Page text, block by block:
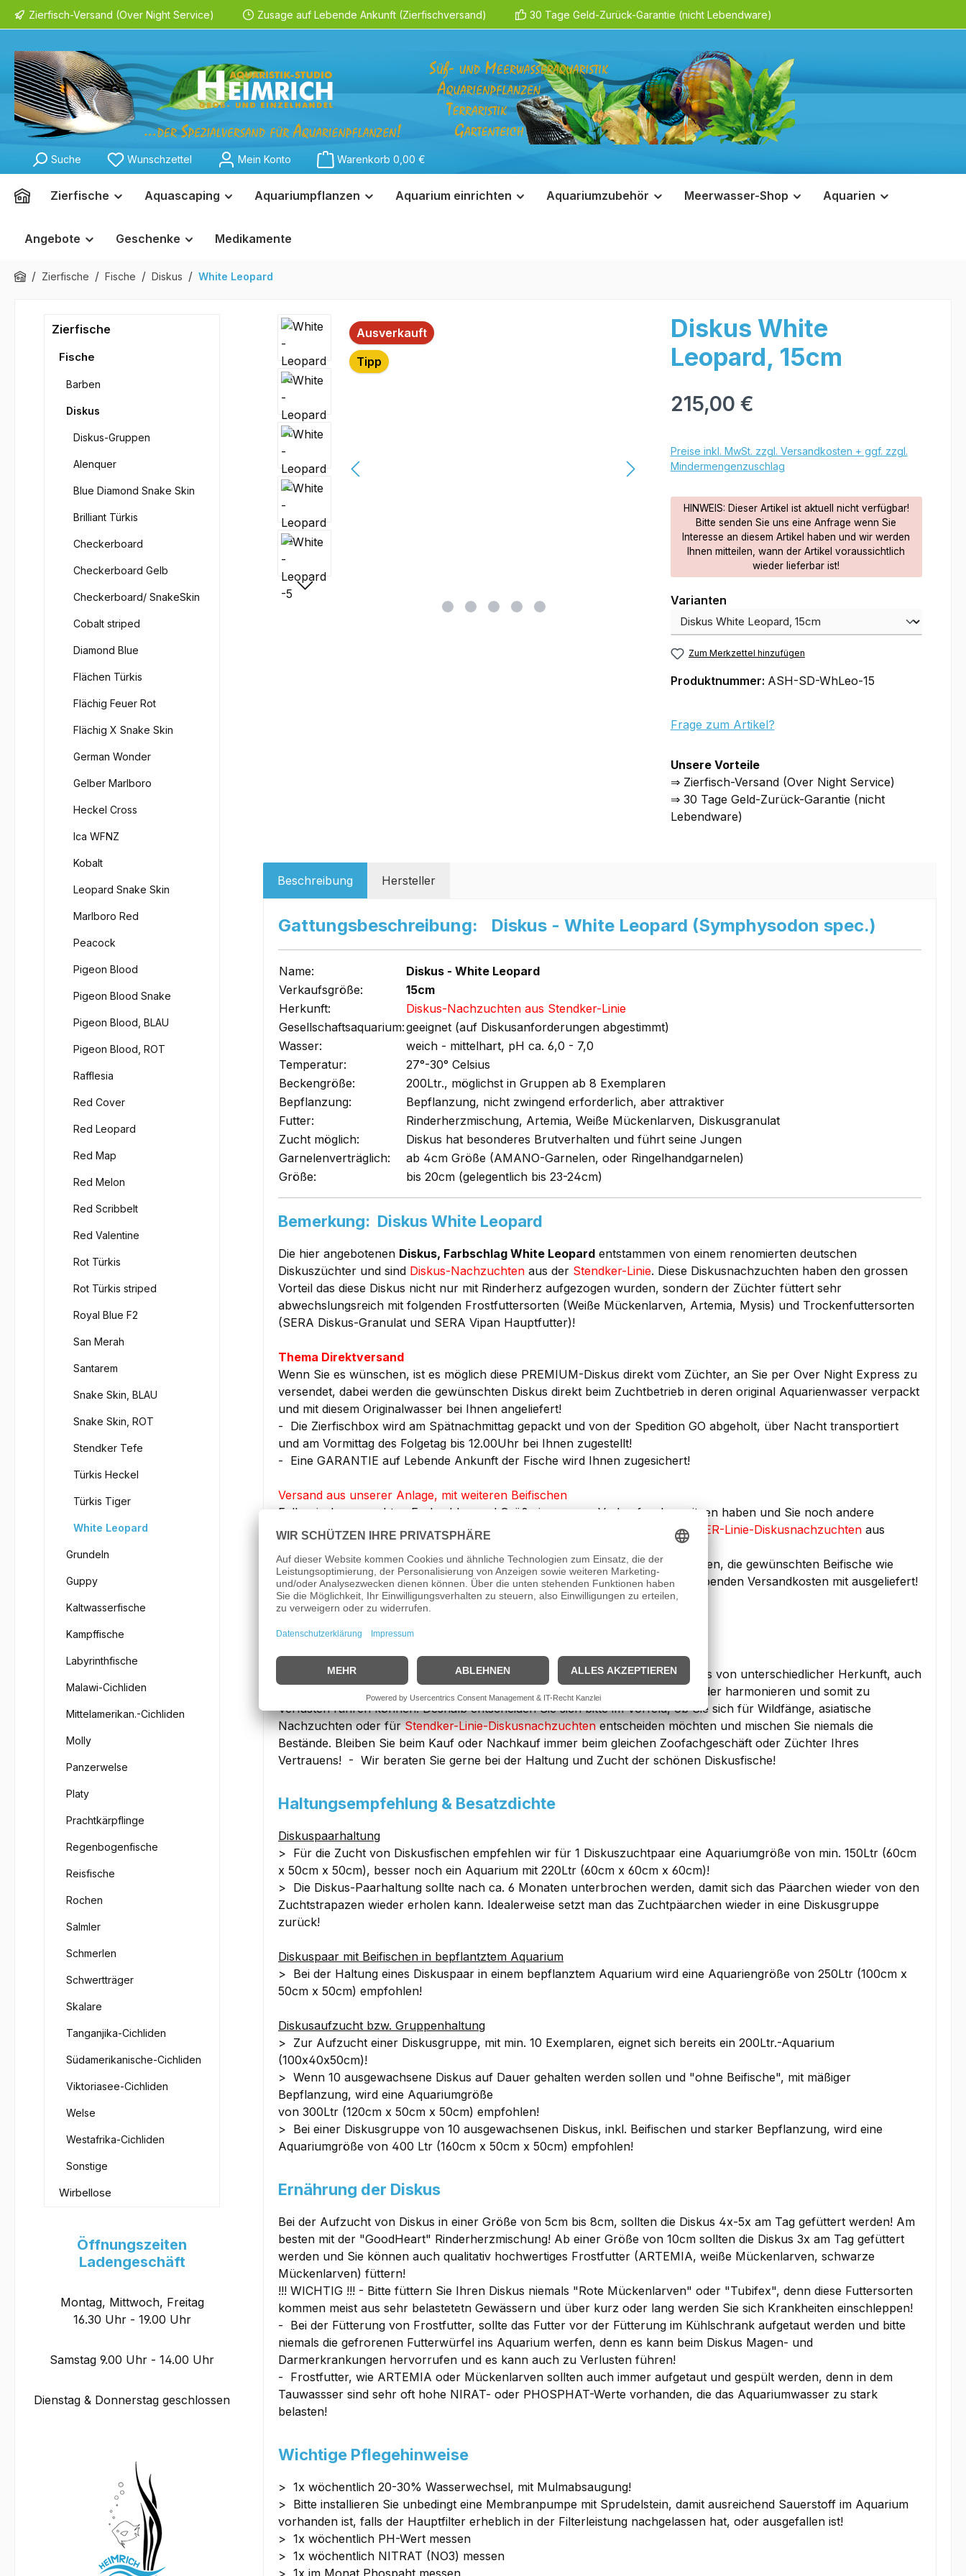
Zur Hauptnavigation springen
Zierfisch-Versand (Over Night Service) Zusage auf Lebende Ankunft (Zierfischversand) 30 Tage Geld-Zurück-Garantie (nicht Lebendware)
Suche Wunschzettel Mein Konto Warenkorb 0,00 €
Zierfische Aquascaping Aquariumpflanzen Aquarium einrichten Aquariumzubehör Meerwasser-Shop Aquarien
Angebote Geschenke Medikamente
/ Zierfische / Fische / Diskus / White Leopard
Zierfische
Fische
Barben
Diskus
Diskus-Gruppen
Alenquer
Blue Diamond Snake Skin
Brilliant Türkis
Checkerboard
Checkerboard Gelb
Checkerboard/ SnakeSkin
Cobalt striped
Diamond Blue
Flächen Türkis
Flächig Feuer Rot
Flächig X Snake Skin
German Wonder
Gelber Marlboro
Heckel Cross
Ica WFNZ
Kobalt
Leopard Snake Skin
Marlboro Red
Peacock
Pigeon Blood
Pigeon Blood Snake
Pigeon Blood, BLAU
Pigeon Blood, ROT
Rafflesia
Red Cover
Red Leopard
Red Map
Red Melon
Red Scribbelt
Red Valentine
Rot Türkis
Rot Türkis striped
Royal Blue F2
San Merah
Santarem
Snake Skin, BLAU
Snake Skin, ROT
Stendker Tefe
Türkis Heckel
Türkis Tiger
White Leopard
Grundeln
Guppy
Kaltwasserfische
Kampffische
Labyrinthfische
Malawi-Cichliden
Mittelamerikan.-Cichliden
Molly
Panzerwelse
Platy
Prachtkärpflinge
Regenbogenfische
Reisfische
Rochen
Salmler
Schmerlen
Schwertträger
Skalare
Tanganjika-Cichliden
Südamerikanische-Cichliden
Viktoriasee-Cichliden
Welse
Westafrika-Cichliden
Sonstige
Wirbellose
Öffnungszeiten
Ladengeschäft
Montag, Mittwoch, Freitag
16.30 Uhr - 19.00 Uhr
Samstag 9.00 Uhr - 14.00 Uhr
Dienstag & Donnerstag geschlossen
Bildergalerie überspringen
Ausverkauft
Tipp
Diskus White
Leopard, 15cm
215,00 €
Preise inkl. MwSt. zzgl. Versandkosten + ggf. zzgl.
Mindermengenzuschlag
HINWEIS: Dieser Artikel ist aktuell nicht verfügbar!
Bitte senden Sie uns eine Anfrage wenn Sie
Interesse an diesem Artikel haben und wir werden
Ihnen mitteilen, wann der Artikel voraussichtlich
wieder lieferbar ist!
Varianten
Varianten
Zum Merkzettel hinzufügen
Produktnummer: ASH-SD-WhLeo-15
Frage zum Artikel?
Unsere Vorteile
⇒ Zierfisch-Versand (Over Night Service)
⇒ 30 Tage Geld-Zurück-Garantie (nicht
Lebendware)
Beschreibung Hersteller
Gattungsbeschreibung: Diskus - White Leopard (Symphysodon spec.)
Name:
Diskus - White Leopard
Verkaufsgröße:
15cm
Herkunft:
Diskus-Nachzuchten aus Stendker-Linie
Gesellschaftsaquarium:geeignet (auf Diskusanforderungen abgestimmt)
Wasser:
weich - mittelhart, pH ca. 6,0 - 7,0
Temperatur:
27°-30° Celsius
Beckengröße:
200Ltr., möglichst in Gruppen ab 8 Exemplaren
Bepflanzung:
Bepflanzung, nicht zwingend erforderlich, aber attraktiver
Futter:
Rinderherzmischung, Artemia, Weiße Mückenlarven, Diskusgranulat
Zucht möglich:
Diskus hat besonderes Brutverhalten und führt seine Jungen
Garnelenverträglich:
ab 4cm Größe (AMANO-Garnelen, oder Ringelhandgarnelen)
Größe:
bis 20cm (gelegentlich bis 23-24cm)
Bemerkung: Diskus White Leopard
Die hier angebotenen Diskus, Farbschlag White Leopard entstammen von einem renomierten deutschen
Diskuszüchter und sind Diskus-Nachzuchten aus der Stendker-Linie. Diese Diskusnachzuchten haben den grossen
Vorteil das diese Diskus nicht nur mit Rinderherz aufgezogen wurden, sondern der Züchter füttert sehr
abwechslungsreich mit folgenden Frostfuttersorten (Weiße Mückenlarven, Artemia, Mysis) und Trockenfuttersorten
(SERA Diskus-Granulat und SERA Vipan Hauptfutter)!
Thema Direktversand
Wenn Sie es wünschen, ist es möglich diese PREMIUM-Diskus direkt vom Züchter, an Sie per Over Night Express zu
versendet, dabei werden die gewünschten Diskus direkt beim Zuchtbetrieb in deren original Aquarienwasser verpackt
und mit diesem Originalwasser bei Ihnen angeliefert!
- Die Zierfischbox wird am Spätnachmittag gepackt und von der Spedition GO abgeholt, über Nacht transportiert
und am Vormittag des Folgetag bis 12.00Uhr bei Ihnen zugestellt!
- Eine GARANTIE auf Lebende Ankunft der Fische wird Ihnen zugesichert!
Versand aus unserer Anlage, mit weiteren Beifischen
Falls wir den gesuchten Farbschlag und Größe in unserer Verkaufsanlage sitzen haben und Sie noch andere
Beifische von uns geliefert haben möchten, so werden die bestellten
STENDKER-Linie-Diskusnachzuchten aus
- Bei einem Versand aus unserer Anlage, werden bei vielen Kundenbestellungen, die gewünschten Beifische wie
NEON's, versch. Salmler, Panzerwelse, Zwergbuntbarsche etc., bei gleichbleibenden Versandkosten mit ausgeliefert!
>> Sie haben keine doppelten Versandkosten! <<
Wichtigster HINWEIS
Aber bevor Sie sich Diskus anschaffen möchten, bedenken Sie bitte das Diskus von unterschiedlicher Herkunft, auch
unterschiedliche Bakterienstämme haben, die unter Umständen nicht miteinander harmonieren und somit zu
Verlusten führen können! Deshalb entscheiden Sie sich bitte im Vorfeld, ob Sie sich für Wildfänge, asiatische
Nachzuchten oder fürStendker-Linie-Diskusnachzuchtenentscheiden möchten und mischen Sie niemals die
Bestände. Bleiben Sie beim Kauf oder Nachkauf immer beim gleichen Zoofachgeschäft oder Züchter Ihres
Vertrauens! - Wir beraten Sie gerne bei der Haltung und Zucht der schönen Diskusfische!
Haltungsempfehlung & Besatzdichte
Diskuspaarhaltung
> Für die Zucht von Diskusfischen empfehlen wir für 1 Diskuszuchtpaar eine Aquariumgröße von min. 150Ltr (60cm
x 50cm x 50cm), besser noch ein Aquarium mit 220Ltr (60cm x 60cm x 60cm)!
> Die Diskus-Paarhaltung sollte nach ca. 6 Monaten unterbrochen werden, damit sich das Päarchen wieder von den
Zuchtstrapazen wieder erholen kann. Idealerweise setzt man das Zuchtpäarchen wieder in eine Diskusgruppe
zurück!
Diskuspaar mit Beifischen in bepflantztem Aquarium
> Bei der Haltung eines Diskuspaar in einem bepflanztem Aquarium wird eine Aquariengröße von 250Ltr (100cm x
50cm x 50cm) empfohlen!
Diskusaufzucht bzw. Gruppenhaltung
> Zur Aufzucht einer Diskusgruppe, mit min. 10 Exemplaren, eignet sich bereits ein 200Ltr.-Aquarium
(100x40x50cm)!
> Wenn 10 ausgewachsene Diskus auf Dauer gehalten werden sollen und "ohne Beifische", mit mäßiger
Bepflanzung, wird eine Aquariumgröße
von 300Ltr (120cm x 50cm x 50cm) empfohlen!
> Bei einer Diskusgruppe von 10 ausgewachsenen Diskus, inkl. Beifischen und starker Bepflanzung, wird eine
Aquariumgröße von 400 Ltr (160cm x 50cm x 50cm) empfohlen!
Ernährung der Diskus
Bei der Aufzucht von Diskus in einer Größe von 5cm bis 8cm, sollten die Diskus 4x-5x am Tag gefüttert werden! Am
besten mit der "GoodHeart" Rinderherzmischung! Ab einer Größe von 10cm sollten die Diskus 3x am Tag gefüttert
werden und Sie können auch qualitativ hochwertiges Frostfutter (ARTEMIA, weiße Mückenlarven, schwarze
Mückenlarven) füttern!
!!! WICHTIG !!! - Bitte füttern Sie Ihren Diskus niemals "Rote Mückenlarven" oder "Tubifex", denn diese Futtersorten
kommen meist aus sehr belastetetn Gewässern und über kurz oder lang werden Sie sich Krankheiten einschleppen!
- Bei der Fütterung von Frostfutter, sollte das Futter vor der Fütterung im Kühlschrank aufgetaut werden und bitte
niemals die gefrorenen Futterwürfel ins Aquarium werfen, denn es kann beim Diskus Magen- und
Darmerkrankungen hervorrufen und es kann auch zu Verlusten führen!
- Frostfutter, wie ARTEMIA oder Mückenlarven sollten auch immer aufgetaut und gespült werden, denn in dem
Tauwassser sind sehr oft hohe NIRAT- oder PHOSPHAT-Werte vorhanden, die das Aquariumwasser zu stark
belasten!
Wichtige Pflegehinweise
> 1x wöchentlich 20-30% Wasserwechsel, mit Mulmabsaugung!
> Bitte installieren Sie unbedingt eine Membranpumpe mit Sprudelstein, damit ausreichend Sauerstoff im Aquarium
vorhanden ist, falls der Hauptfilter erheblich in der Filterleistung nachgelassen hat, oder ausgefallen ist!
> 1x wöchentlich PH-Wert messen
> 1x wöchentlich NITRAT (NO3) messen